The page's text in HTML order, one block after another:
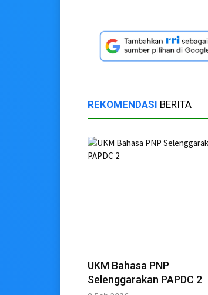
REKOMENDASI BERITA
UKM Bahasa PNP
Selenggarakan PAPDC 2